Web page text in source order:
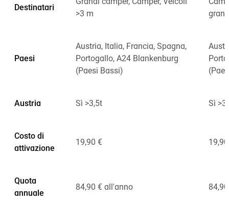
Destinatari
Grandi camper, Camper, Veicoli
>3 m
Paesi
Austria, Italia, Francia, Spagna,
Portogallo, A24 Blankenburg
(Paesi Bassi)
Austria Sì >3,5t Sì
Costo di
attivazione
19,90 €
Quota
annuale
84,90 € all'anno